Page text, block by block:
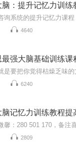
脑：提升记忆力训练
4640
最强大脑基础训练课
6240
脑记忆力训练教程提
2809